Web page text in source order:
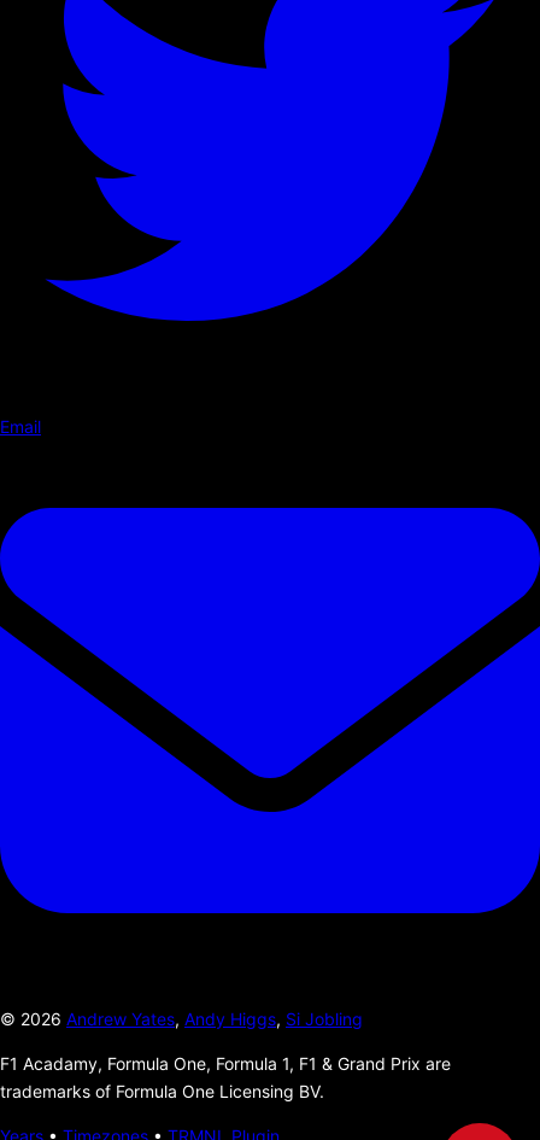
Email
© 2026 Andrew Yates, Andy Higgs, Si Jobling
F1 Acadamy, Formula One, Formula 1, F1 & Grand Prix are
trademarks of Formula One Licensing BV.
Years • Timezones • TRMNL Plugin